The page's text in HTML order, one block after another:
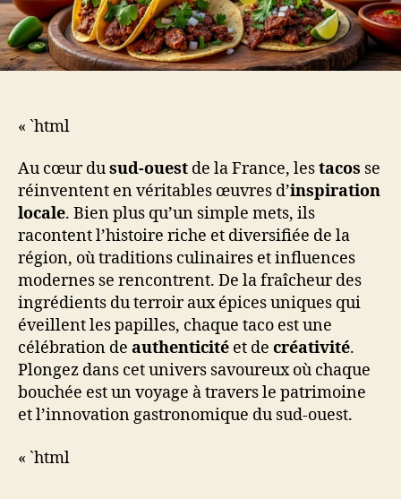
« `html
Au cœur dusud-ouest de la France, lestacos se
réinventent en véritables œuvres d’inspiration
locale. Bien plus qu’un simple mets, ils
racontent l’histoire riche et diversifiée de la
région, où traditions culinaires et influences
modernes se rencontrent. De la fraîcheur des
ingrédients du terroir aux épices uniques qui
éveillent les papilles, chaque taco est une
célébration de authenticité et de créativité.
Plongez dans cet univers savoureux où chaque
bouchée est un voyage à travers le patrimoine
et l’innovation gastronomique du sud-ouest.
« `html